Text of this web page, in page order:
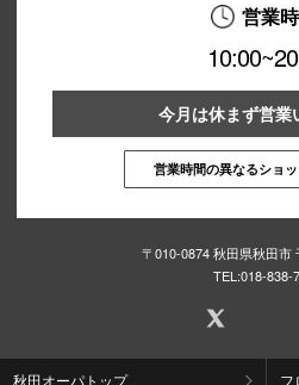
営業
今月は休まず営業
営業時間の異なるショ
〒010-0874 秋田県秋田市
TEL:018-838-
秋田オーパトップ フ